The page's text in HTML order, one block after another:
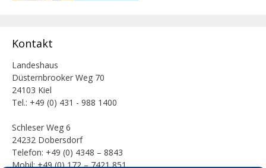
Kontakt
Landeshaus
Düsternbrooker Weg 70
24103 Kiel
Tel.: +49 (0) 431 - 988 1400
Schleser Weg 6
24232 Dobersdorf
Telefon: +49 (0) 4348 – 8843
Mobil: +49 (0) 172 – 7421 851